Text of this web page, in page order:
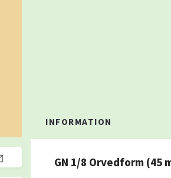
INFORMATION
GN 1/8 Orvedform (45